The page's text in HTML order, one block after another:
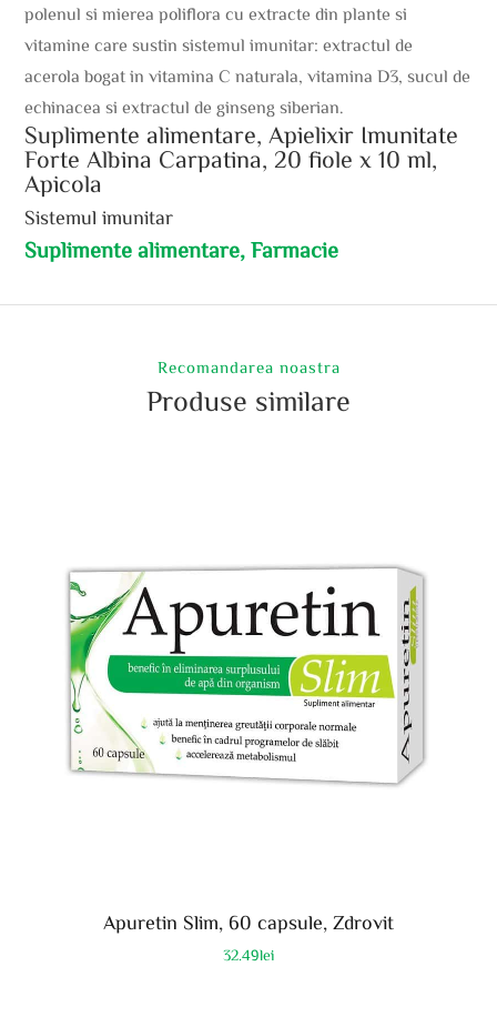
polenul si mierea poliflora cu extracte din plante si
vitamine care sustin sistemul imunitar: extractul de
acerola bogat in vitamina C naturala, vitamina D3, sucul de
echinacea si extractul de ginseng siberian.
Suplimente alimentare, Apielixir Imunitate
Forte Albina Carpatina, 20 fiole x 10 ml,
Apicola
Sistemul imunitar
Suplimente alimentare, Farmacie
Recomandarea noastra
Produse similare
Apuretin Slim, 60 capsule, Zdrovit
32.49lei